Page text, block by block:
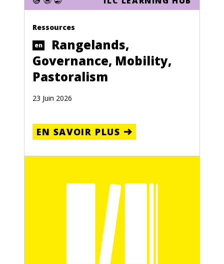
Ressources
en
Rangelands,
Governance, Mobility,
Pastoralism
23 Juin 2026
EN SAVOIR PLUS